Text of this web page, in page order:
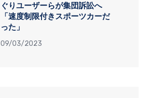
ぐりユーザーらが集団訴訟へ
「速度制限付きスポーツカーだ
った」
09/03/2023